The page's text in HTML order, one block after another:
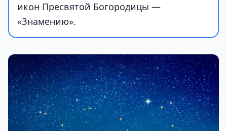
икон Пресвятой Богородицы —
«Знамению».